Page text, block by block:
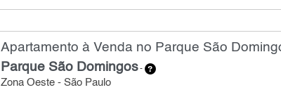
Apartamento à Venda no Parque São
Parque São Domingos-
Zona Oeste - São Paulo